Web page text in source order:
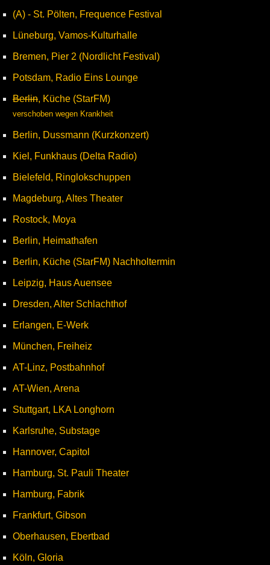
(A) - St. Pölten, Frequence Festival
Lüneburg, Vamos-Kulturhalle
Bremen, Pier 2 (Nordlicht Festival)
Potsdam, Radio Eins Lounge
Berlin, Küche (StarFM)
verschoben wegen Krankheit
Berlin, Dussmann (Kurzkonzert)
Kiel, Funkhaus (Delta Radio)
Bielefeld, Ringlokschuppen
Magdeburg, Altes Theater
Rostock, Moya
Berlin, Heimathafen
Berlin, Küche (StarFM) Nachholtermin
Leipzig, Haus Auensee
Dresden, Alter Schlachthof
Erlangen, E-Werk
München, Freiheiz
AT-Linz, Postbahnhof
AT-Wien, Arena
Stuttgart, LKA Longhorn
Karlsruhe, Substage
Hannover, Capitol
Hamburg, St. Pauli Theater
Hamburg, Fabrik
Frankfurt, Gibson
Oberhausen, Ebertbad
Köln, Gloria